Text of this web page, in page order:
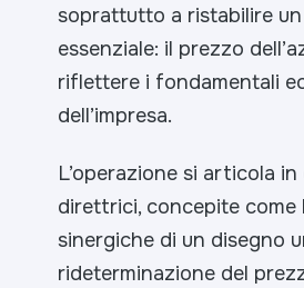
soprattutto a ristabilire
essenziale: il prezzo
riflettere i fondamentali
dell’impresa.
L’operazione si articola
direttrici, concepite come
sinergiche di un disegno
rideterminazione del